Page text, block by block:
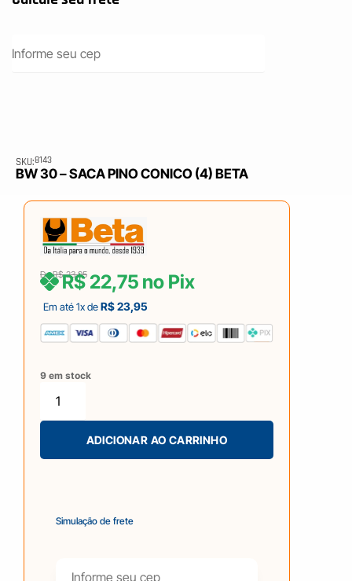
SKU:8143
BW 30 – SACA PINO CONICO (4) BETA
DeR$23,95
Em até 1x deR$23,95
R$22,75 no Pix
9 em stock
ADICIONAR AO CARRINHO
Simulação de frete